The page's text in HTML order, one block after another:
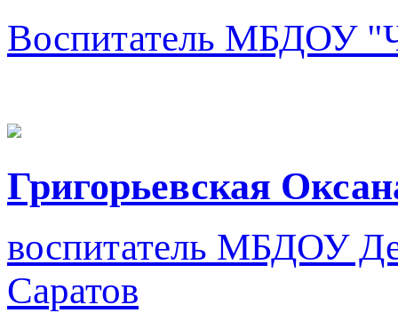
Воспитатель МБДОУ
Григорьевская
воспитатель МБДОУ
Саратов